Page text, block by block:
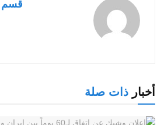
قسم التحرير
صلة